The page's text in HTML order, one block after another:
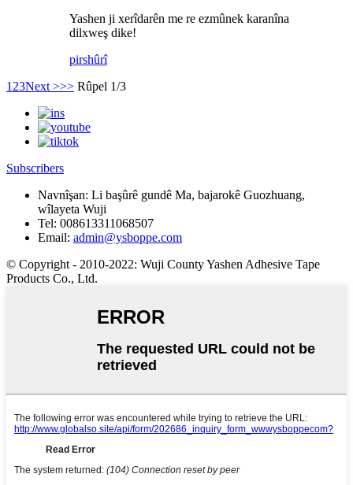
Yashen ji xerîdarên me re ezmûnek karanîna
dilxweş dike!
pirshûrî
1 23Next >>> Rûpel 1/3
Subscribers
Navnîşan: Li başûrê gundê Ma, bajarokê Guozhuang,
wîlayeta Wuji
Tel: 008613311068507
Email: admin@ysboppe.com
© Copyright - 2010-2022: Wuji County Yashen Adhesive Tape
Products Co., Ltd.